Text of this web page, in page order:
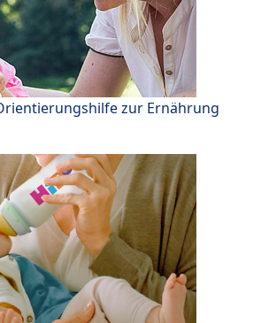
zur Ernährung